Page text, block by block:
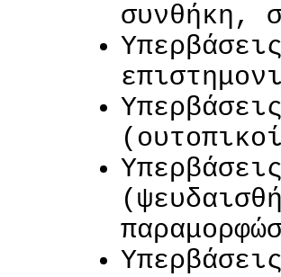
συνθήκη,